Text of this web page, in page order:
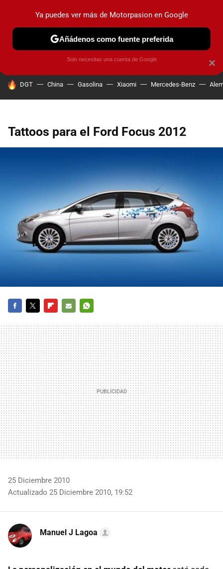
PRUEBAS COCHES ELÉCTRICOS OBSERVATORIO
HOY SE HABLA DE
DGT China Gasolina Xiaomi Mercedes-Benz
Tattoos para el Ford Focus 2012
MAIL
25 Diciembre 2010
Actualizado 25 Diciembre 2010, 19:52
Manuel J Lagoa
×
Ya puedes ver más de Motorpasion en Google
Añádenos como fuente preferida
Solo necesitas una cuenta de Google